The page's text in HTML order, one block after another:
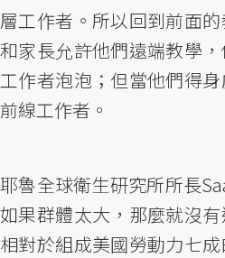
層工作者。所以回到前面
和家長允許他們遠端教學
工作者泡泡；但當他們得
前線工作者。
耶魯全球衛生研究所所長
如果群體太大，那麼就沒
相對於組成美國勞動力七